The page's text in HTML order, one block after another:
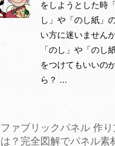
をしようとした時
し」や「のし紙」
い方に迷いません
「のし」や「のし紙
をつけてもいいの
ら？ ...
ファブリックパネル 作
は？完全図解でパネル素